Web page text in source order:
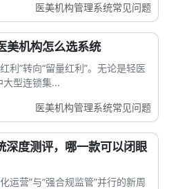
医美机构管理系统常见问题
美机构怎么选系统
利”转向“留量红利”。无论是轻医
型连锁集...
医美机构管理系统常见问题
度测评，哪一款可以闭眼
运营”与“强合规监管”并行的新周